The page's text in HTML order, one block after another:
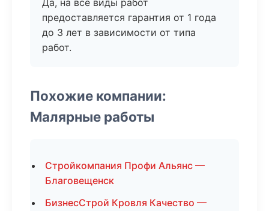
Да, на все виды работ
предоставляется гарантия от 1 года
до 3 лет в зависимости от типа
работ.
Похожие компании:
Малярные работы
Стройкомпания Профи Альянс —
Благовещенск
БизнесСтрой Кровля Качество —